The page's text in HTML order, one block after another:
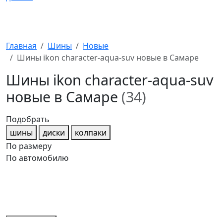
Главная Шины
Новые
Шины ikon character-aqua-suv новые в Самаре
Шины ikon character-aqua-suv
новые в Самаре (34)
Подобрать
шины
диски
колпаки
По размеру
По автомобилю